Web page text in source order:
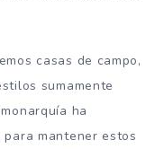
casas de campo,
sumamente
ha
mantener estos